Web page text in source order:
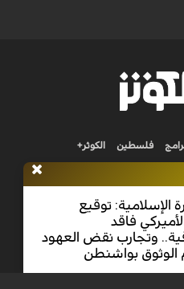
الإسلامية: توقيع
فاقد
وتجارب نقض العهود
الوثوق بواشنطن
فلسطين الكوثر+
Nilesat 11900 V | Badr 8